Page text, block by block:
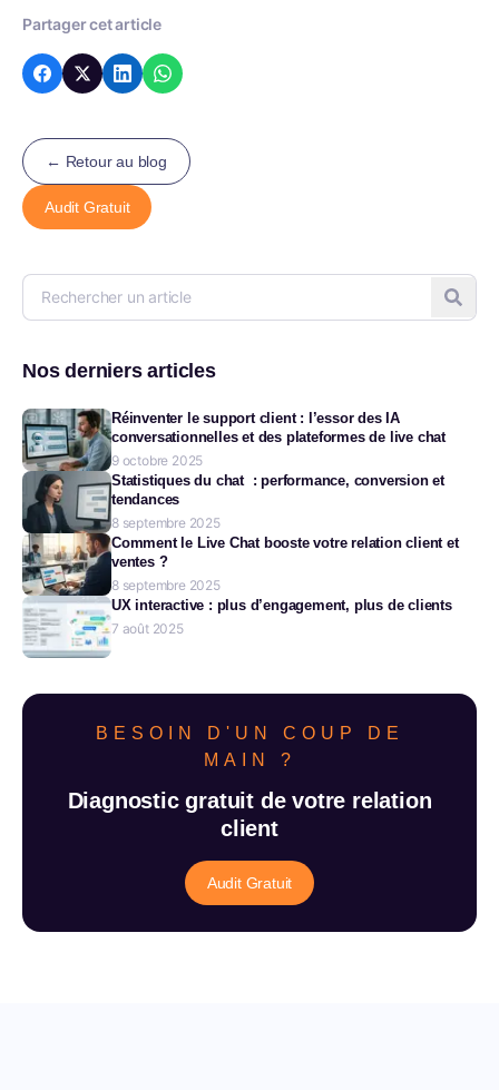
Partager cet article
← Retour au blog
Audit Gratuit
Nos derniers articles
Réinventer le support client : l’essor des IA
conversationnelles et des plateformes de live chat
9 octobre 2025
Statistiques du chat : performance, conversion et
tendances
8 septembre 2025
Comment le Live Chat booste votre relation client et
ventes ?
8 septembre 2025
UX interactive : plus d’engagement, plus de clients
7 août 2025
BESOIN D'UN COUP DE
MAIN ?
Diagnostic gratuit de votre relation
client
Audit Gratuit